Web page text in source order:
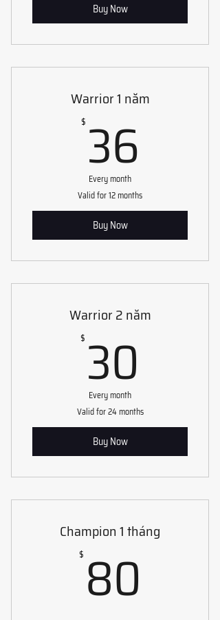
Buy Now
Warrior 1 năm
$ 36
Every month
Valid for 12 months
Buy Now
Warrior 2 năm
$ 30
Every month
Valid for 24 months
Buy Now
Champion 1 tháng
$ 80